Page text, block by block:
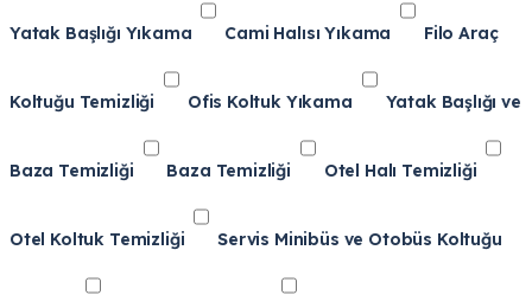
Yatak Başlığı Yıkama Cami Halısı Yıkama Filo Araç
Koltuğu Temizliği Ofis Koltuk Yıkama Yatak Başlığı ve
Baza Temizliği Baza Temizliği Otel Halı Temizliği
Otel Koltuk Temizliği Servis Minibüs ve Otobüs Koltuğu